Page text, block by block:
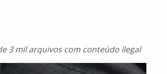
3 mil arquivos com conteúdo ilegal